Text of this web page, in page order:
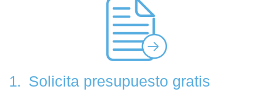
1. Solicita presupuesto gratis